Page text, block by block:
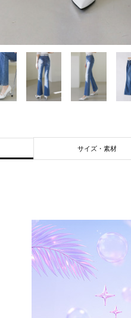
サイズ・素材